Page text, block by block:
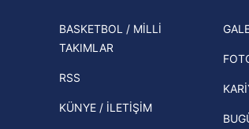
uyarınca hazırlanmış Aydınlatma
ilgili bilgi almak için lütfentıklayınız
İspanya-Arjantin finalinin ardından dış
Beşiktaş'ın UEFA Avrupa Ligi'nde 3. Ön
Eleme Turu muhtemel rakipleri belli
BASKETBOL / MİLLİ
TAKIMLAR
RSS
KÜNYE / İLETİŞİM